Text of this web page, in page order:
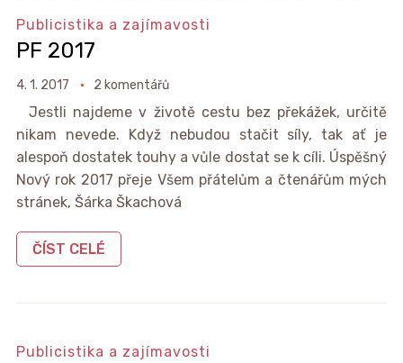
Publicistika a zajímavosti
PF 2017
4. 1. 2017 2 komentářů
Jestli najdeme v životě cestu bez překážek, určitě
nikam nevede. Když nebudou stačit síly, tak ať je
alespoň dostatek touhy a vůle dostat se k cíli. Úspěšný
Nový rok 2017 přeje Všem přátelům a čtenářům mých
stránek, Šárka Škachová
ČÍST CELÉ
Publicistika a zajímavosti